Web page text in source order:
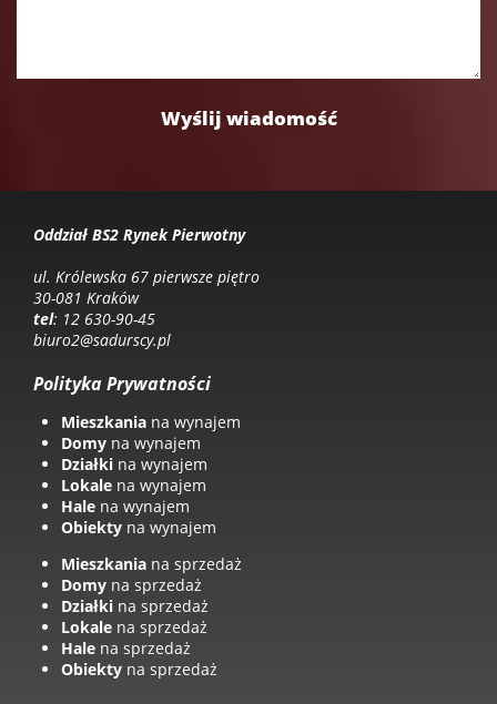
Oddział BS2 Rynek Pierwotny
ul. Królewska 67 pierwsze piętro
30-081 Kraków
tel: 12 630-90-45
biuro2@sadurscy.pl
Polityka Prywatności
Mieszkania na wynajem
Domy na wynajem
Działki na wynajem
Lokale na wynajem
Hale na wynajem
Obiekty na wynajem
Mieszkania na sprzedaż
Domy na sprzedaż
Działki na sprzedaż
Lokale na sprzedaż
Hale na sprzedaż
Obiekty na sprzedaż